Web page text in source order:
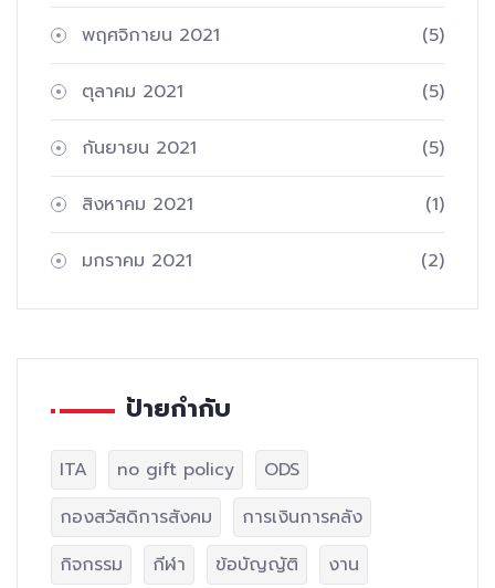
พฤศจิกายน 2021 (5)
ตุลาคม 2021 (5)
กันยายน 2021 (5)
สิงหาคม 2021 (1)
มกราคม 2021 (2)
ป้ายกำกับ
ITA no gift policy
ODS
กองสวัสดิการสังคม
การเงินการคลัง
กิจกรรม
กีฬา ข้อบัญญัติ
งาน